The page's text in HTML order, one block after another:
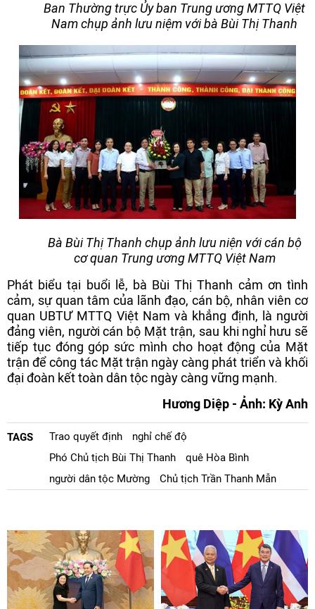
Ban Thường trực Ủy ban Trung ương MTTQ Việt
Nam chụp ảnh lưu niệm với bà Bùi Thị Thanh
Bà Bùi Thị Thanh chụp ảnh lưu niện với cán bộ
cơ quan Trung ương MTTQ Việt Nam
Phát biểu tại buổi lễ, bà Bùi Thị Thanh cảm ơn tình
cảm, sự quan tâm của lãnh đạo, cán bộ, nhân viên cơ
quan UBTƯ MTTQ Việt Nam và khẳng định, là người
đảng viên, người cán bộ Mặt trận, sau khi nghỉ hưu sẽ
tiếp tục đóng góp sức mình cho hoạt động của Mặt
trận để công tác Mặt trận ngày càng phát triển và khối
đại đoàn kết toàn dân tộc ngày càng vững mạnh.
Hương Diệp - Ảnh: Kỳ Anh
TAGS Trao quyết định
nghỉ chế độ
Phó Chủ tịch Bùi Thị Thanh
quê Hòa Bình
người dân tộc Mường
Chủ tịch Trần Thanh Mẫn